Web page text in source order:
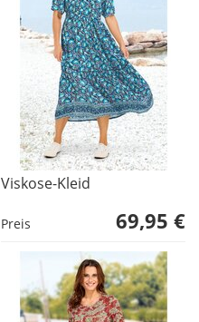
Viskose-Kleid
Preis 69,95 €